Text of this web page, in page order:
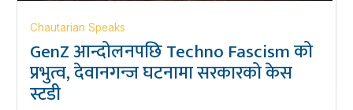
Chautarian Speaks
GenZ आन्दोलनपछि Techno Fascism को
प्रभुत्व, देवानगन्ज घटनामा सरकारको केस
स्टडी